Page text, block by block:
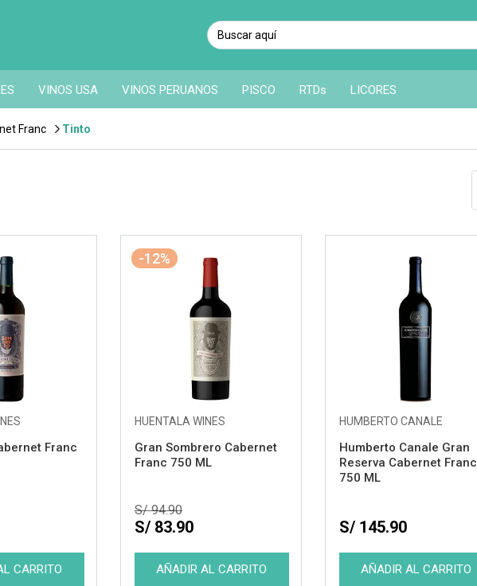
VINOS USA VINOS PERUANOS PISCO RTDs LICORES
Franc Tinto
Franc
-12%
HUENTALA WINES
Gran Sombrero Cabernet
Franc 750 ML
S/ 94.90
S/ 83.90
HUMBERTO CANALE
Humberto Canale Gran
Reserva Cabernet Franc
750 ML
S/ 145.90